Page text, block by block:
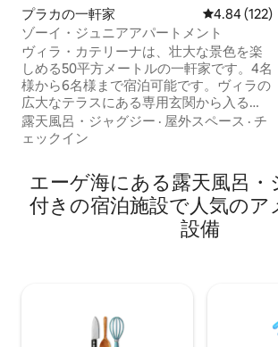
プラカの一軒家 レビュー
4.84 (122)
ゾーイ・ジュニアアパートメント
ヴィラ・カテリーナは、壮大な景色を楽
しめる50平方メートルの一軒家です。4名
様から6名様まで宿泊可能です。ヴィラの
広大なテラスにある専用玄関から入る
と、夕日と朝日を眺めながらランチ/ディ
ナーを楽しむことができます。設備が整
ッティングエリアにはシングルベッド2
台、すべての家電が備わった新しいキッ
チンがあり、まるで自宅のように感じら
れます。マスターベッドルームとバスル
ームもあります。2名様用のゲストルーム
露天風呂・ジャグジー · 屋外スペース · チ
ェックイン
エーゲ海にある露天風呂・
付きの宿泊施設で人気のア
設備